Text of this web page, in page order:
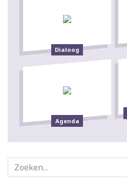
Dialoog
Agenda